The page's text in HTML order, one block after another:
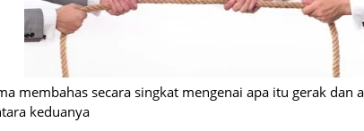
membahas secara singkat mengenai apa itu gerak dan
keduanya